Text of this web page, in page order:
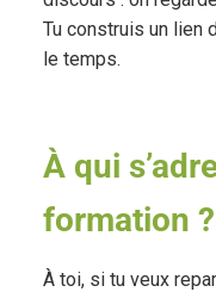
Tu construis un lien
le temps.
À qui
formation ?
À toi, si tu veux